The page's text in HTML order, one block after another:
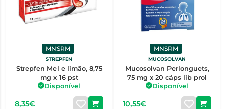
MNSRM
STREPFEN
Strepfen Mel e limão, 8,75
mg x 16 pst
Disponível
8,35€
MNSRM
MUCOSOLVAN
Mucosolvan Perlonguets,
75 mg x 20 cáps lib prol
Disponível
10,55€